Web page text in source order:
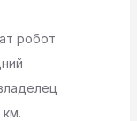
робот